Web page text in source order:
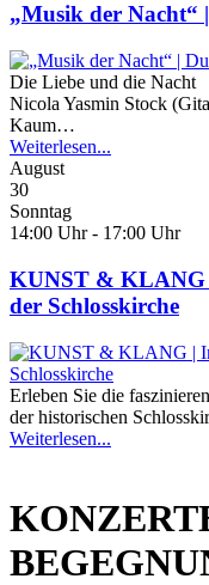
„Musik der Nacht“
Die Liebe und die Nacht
Nicola Yasmin Stock
Kaum…
Weiterlesen...
August
30
Sonntag
14:00 Uhr - 17:00 Uhr
KUNST & KLANG
der Schlosskirche
Erleben Sie die
der historischen
Weiterlesen...